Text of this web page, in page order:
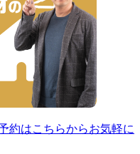
約はこちらからお気軽に